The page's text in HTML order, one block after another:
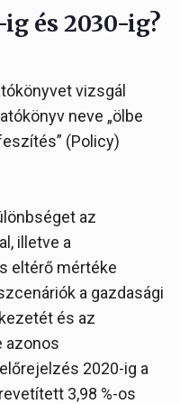
és 2030-ig?
vizsgál
neve „ölbe
(Policy)
az
illetve a
eltérő mértéke
a gazdasági
és az
azonos
2020-ig a
3,98 %-os